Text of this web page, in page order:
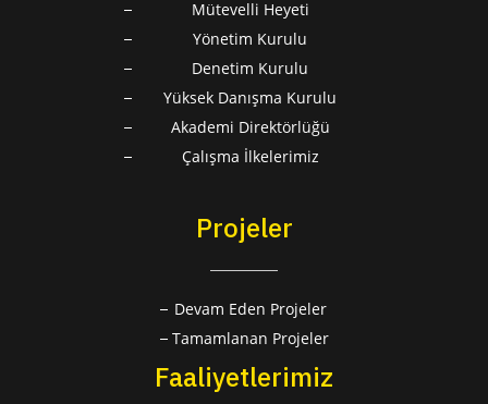
Mütevelli Heyeti
Yönetim Kurulu
Denetim Kurulu
Yüksek Danışma Kurulu
Akademi Direktörlüğü
Çalışma İlkelerimiz
Projeler
Devam Eden Projeler
Tamamlanan Projeler
Faaliyetlerimiz